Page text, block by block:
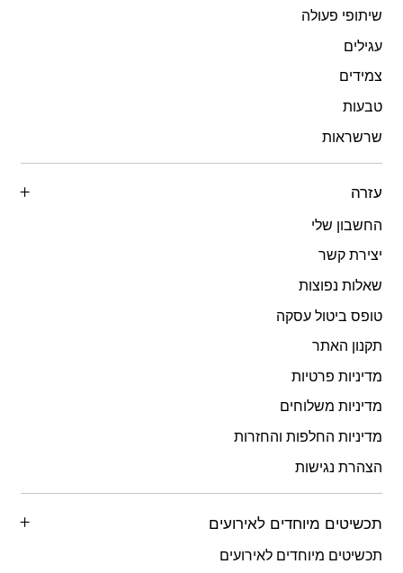
שיתופי פעולה
עגילים
צמידים
טבעות
שרשראות
עזרה
החשבון שלי
יצירת קשר
שאלות נפוצות
טופס ביטול עסקה
תקנון האתר
מדיניות פרטיות
מדיניות משלוחים
מדיניות החלפות והחזרות
הצהרת נגישות
תכשיטים מיוחדים לאירועים
תכשיטים מיוחדים לאירועים